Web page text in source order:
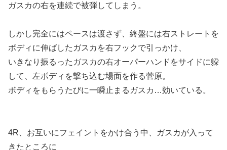
ガスカの右を連続で被弾してしまう。
しかし完全にはペースは渡さず、終盤には右ストレートを
ボディに伸ばしたガスカを右フックで引っかけ、
いきなり振るったガスカの右オーパーハンドをサイドに躱
して、左ボディを撃ち込む場面を作る菅原。
ボディをもらうたびに一瞬止まるガスカ…効いている。
4R、お互いにフェイントをかけ合う中、ガスカが入って
きたところに